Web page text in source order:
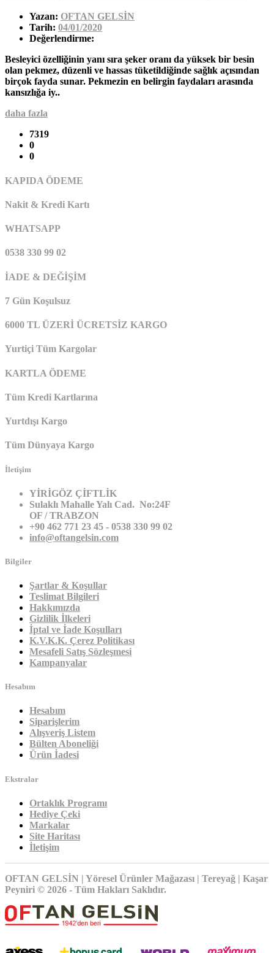
Yazan: OFTAN GELSİN
Tarih: 04/01/2020
Değerlendirme:
Besleyici özelliğinin yanı sıra şeker oranı da yüksek bir besin
olan pekmez, düzenli ve hassas tüketildiğinde sağlık açısından
birçok fayda sunar. Pekmezin en belirgin faydaları arasında
kansızlığa iy..
daha fazla
7319
0
0
KAPIDA ÖDEME
Nakit & Kredi Kartı
WHATSAPP
0538 330 99 02
İADE & DEĞİŞİM
7 Gün Koşulsuz
6000 TL ÜZERİ ÜCRETSİZ KARGO
Yurtiçi Tüm Kargolar
KARTLA ÖDEME
Tüm Kredi Kartlarına
Yurtdışı Kargo
Tüm Dünyaya Kargo
İletişim
YİRİGÖZ ÇİFTLİK
Sulaklı Mahalle Yalı Cad. No:24F
OF / TRABZON
+90 462 771 23 45 - 0538 330 99 02
info@oftangelsin.com
Bilgiler
Şartlar & Koşullar
Teslimat Bilgileri
Hakkımızda
Gizlilik İlkeleri
İptal ve İade Koşulları
K.V.K.K. Çerez Politikası
Mesafeli Satış Sözleşmesi
Kampanyalar
Hesabım
Hesabım
Siparişlerim
Alışveriş Listem
Bülten Aboneliği
Ürün İadesi
Ekstralar
Ortaklık Programı
Hediye Çeki
Markalar
Site Haritası
İletişim
OFTAN GELSİN | Yöresel Ürünler Mağazası | Tereyağ | Kaşar
Peyniri © 2026 - Tüm Hakları Saklıdır.